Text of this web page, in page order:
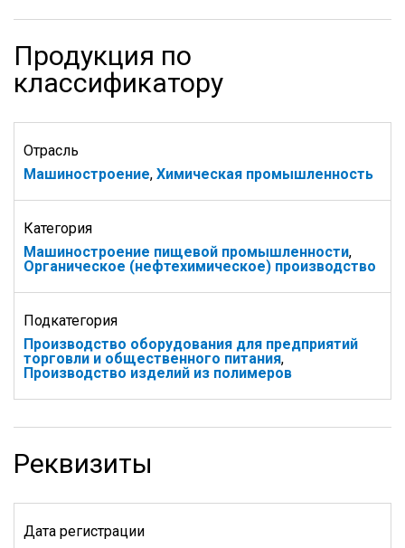
Продукция по
классификатору
Отрасль
Машиностроение, Химическая промышленность
Категория
Машиностроение пищевой промышленности,
Органическое (нефтехимическое) производство
Подкатегория
Производство оборудования для предприятий
торговли и общественного питания,
Производство изделий из полимеров
Реквизиты
Дата регистрации